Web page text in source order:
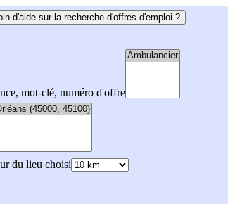
d'aide sur la recherche d'offres d'emploi ?
mot-clé, numéro d'offre
du lieu choisi